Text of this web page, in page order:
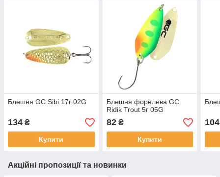
Блешня GC Sibi 17г 02G
134 ₴
Купити
Блешня форелева GC
Ridik Trout 5г 05G
82₴
Купити
104
Акційні пропозиції та новинки